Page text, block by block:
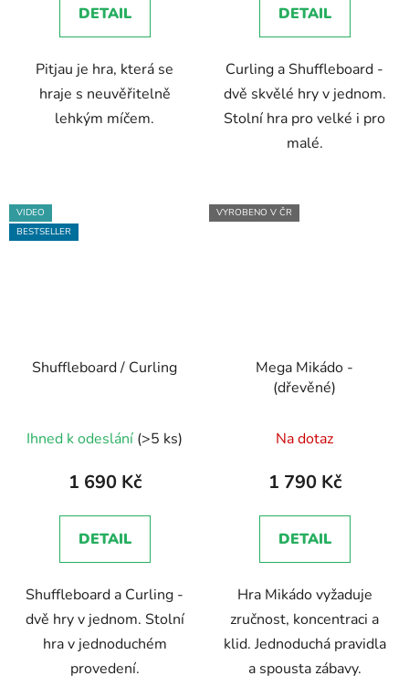
DETAIL
Pitjau je hra, která se
hraje s neuvěřitelně
lehkým míčem.
z
hvězdiček.
DETAIL
Curling a Shuffleboard -
dvě skvělé hry v jednom.
Stolní hra pro velké i pro
malé.
VIDEO
BESTSELLER
Shuffleboard / Curling
hodnocení
produktu
5,0
z
hvězdiček.
Ihned k odeslání (>5 ks)
1 690 Kč
DETAIL
Shuffleboard a Curling -
dvě hry v jednom. Stolní
hra v jednoduchém
provedení.
VYROBENO V ČR
Mega Mikádo -
(dřevěné)
Na dotaz
1 790 Kč
DETAIL
Hra Mikádo vyžaduje
zručnost, koncentraci a
klid. Jednoduchá pravidla
a spousta zábavy.